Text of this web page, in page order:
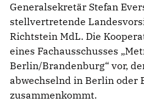
Generalsekretär Stefan
stellvertretende
Richtstein MdL. Die
eines Fachausschusses
Berlin/Brandenburg“ vor,
abwechselnd in Berlin oder
zusammenkommt.